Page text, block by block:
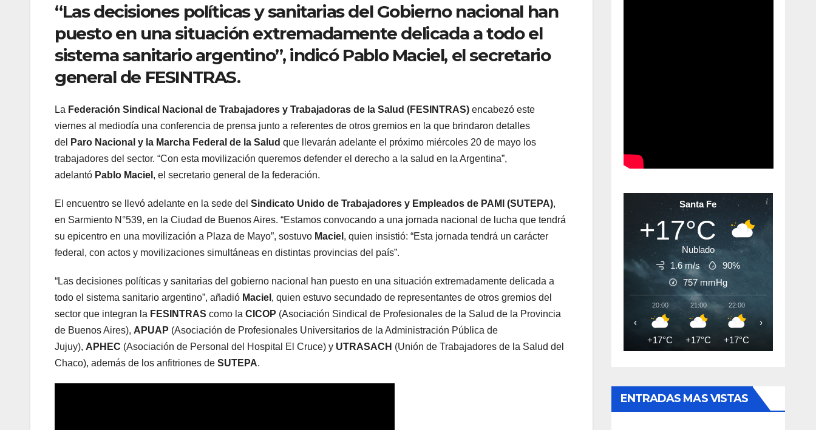
“Las decisiones políticas y sanitarias del Gobierno nacional han
puesto en una situación extremadamente delicada a todo el
sistema sanitario argentino”, indicó Pablo Maciel, el secretario
general de FESINTRAS.
La Federación Sindical Nacional de Trabajadores y Trabajadoras de la Salud (FESINTRAS) encabezó este
viernes al mediodía una conferencia de prensa junto a referentes de otros gremios en la que brindaron detalles
del
Paro Nacional y la Marcha Federal de la Salud que llevarán adelante el próximo miércoles 20 de mayo los
trabajadores del sector. “Con esta movilización queremos defender el derecho a la salud en la Argentina”,
adelantó Pablo Maciel , el secretario general de la federación.
El encuentro se llevó adelante en la sede del Sindicato Unido de Trabajadores y Empleados de PAMI (SUTEPA),
en Sarmiento N°539, en la Ciudad de Buenos Aires. “Estamos convocando a una jornada nacional de lucha que tendrá
su epicentro en una movilización a Plaza de Mayo”, sostuvo Maciel , quien insistió: “Esta jornada tendrá un carácter
federal, con actos y movilizaciones simultáneas en distintas provincias del país”.
“Las decisiones políticas y sanitarias del gobierno nacional han puesto en una situación extremadamente delicada a
todo el sistema sanitario argentino”, añadió Maciel , quien estuvo secundado de representantes de otros gremios del
sector que integran la FESINTRAS como la CICOP (Asociación Sindical de Profesionales de la Salud de la Provincia
de Buenos Aires), APUAP (Asociación de Profesionales Universitarios de la Administración Pública de
Jujuy), APHEC (Asociación de Personal del Hospital El Cruce) y UTRASACH (Unión de Trabajadores de la Salud del
Chaco), además de los anfitriones de SUTEPA.
Santa Fe
+17°C
Nublado
1.6 m/s
90%
757mmHg
20:00
+17°C
21:00
+17°C
22:00
+17°C
‹ ›
ENTRADAS MAS VISTAS